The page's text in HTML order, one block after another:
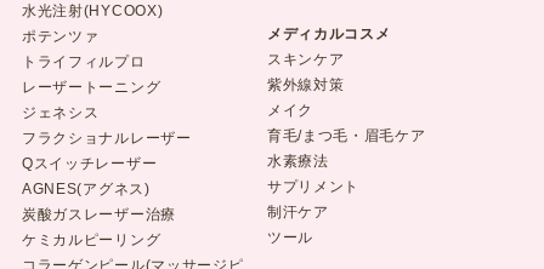
水光注射(HYCOOX)
ポテンツァ
トライフィルプロ
レーザートーニング
ジェネシス
フラクショナルレーザー
Qスイッチレーザー
AGNES(アグネス)
炭酸ガスレーザー治療
ケミカルピーリング
メディカルコスメ
スキンケア
紫外線対策
メイク
育毛/まつ毛・眉毛ケア
水素療法
サプリメント
制汗ケア
ツール